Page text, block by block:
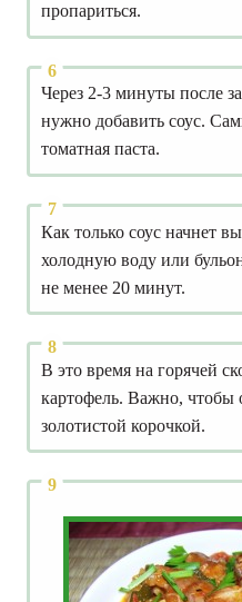
пропариться.
Через 2-3 минуты после
нужно добавить соус.
томатная паста.
Как только соус начнет
холодную воду или
не менее 20 минут.
В это время на горячей
картофель. Важно, чтобы
золотистой корочкой.